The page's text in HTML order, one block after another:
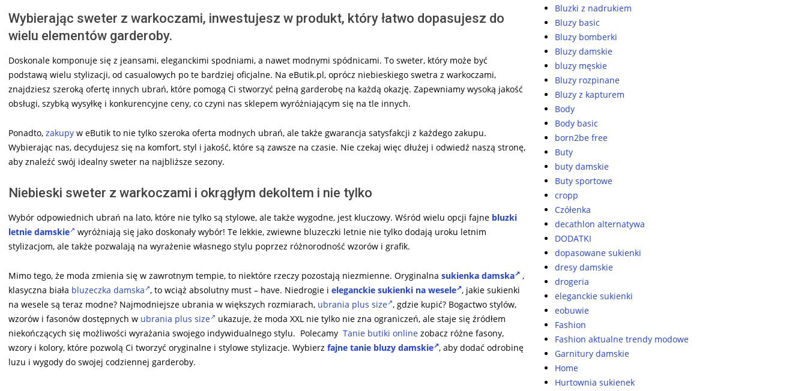
Wybierając sweter z warkoczami, inwestujesz w produkt, który łatwo dopasujesz do
wielu elementów garderoby.
Doskonale komponuje się z jeansami, eleganckimi spodniami, a nawet modnymi spódnicami. To sweter, który może być
podstawą wielu stylizacji, od casualowych po te bardziej oficjalne. Na eButik.pl, oprócz niebieskiego swetra z warkoczami,
znajdziesz szeroką ofertę innych ubrań, które pomogą Ci stworzyć pełną garderobę na każdą okazję. Zapewniamy wysoką jakość
obsługi, szybką wysyłkę i konkurencyjne ceny, co czyni nas sklepem wyróżniającym się na tle innych.
Ponadto, zakupy w eButik to nie tylko szeroka oferta modnych ubrań, ale także gwarancja satysfakcji z każdego zakupu.
Wybierając nas, decydujesz się na komfort, styl i jakość, które są zawsze na czasie. Nie czekaj więc dłużej i odwiedź naszą stronę,
aby znaleźć swój idealny sweter na najbliższe sezony.
Niebieski sweter z warkoczami i okrągłym dekoltem i nie tylko
Wybór odpowiednich ubrań na lato, które nie tylko są stylowe, ale także wygodne, jest kluczowy. Wśród wielu opcji fajne bluzki
letnie damskie
wyróżniają się jako doskonały wybór! Te lekkie, zwiewne bluzeczki letnie nie tylko dodają uroku letnim
stylizacjom, ale także pozwalają na wyrażenie własnego stylu poprzez różnorodność wzorów i grafik.
Mimo tego, że moda zmienia się w zawrotnym tempie, to niektóre rzeczy pozostają niezmienne. Oryginalna sukienka damska
,
klasyczna biała bluzeczka damska , to wciąż absolutny must – have. Niedrogie i eleganckie sukienki na wesele , jakie sukienki
na wesele są teraz modne? Najmodniejsze ubrania w większych rozmiarach, ubrania plus size , gdzie kupić? Bogactwo stylów,
wzorów i fasonów dostępnych w ubrania plus size
ukazuje, że moda XXL nie tylko nie zna ograniczeń, ale staje się źródłem
niekończących się możliwości wyrażania swojego indywidualnego stylu. Polecamy Tanie butiki online zobacz różne fasony,
wzory i kolory, które pozwolą Ci tworzyć oryginalne i stylowe stylizacje. Wybierz fajne tanie bluzy damskie , aby dodać odrobinę
luzu i wygody do swojej codziennej garderoby.
Bluzki z nadrukiem
Bluzy basic
Bluzy bomberki
Bluzy damskie
bluzy męskie
Bluzy rozpinane
Bluzy z kapturem
Body
Body basic
born2be free
Buty
buty damskie
Buty sportowe
cropp
Czółenka
decathlon alternatywa
DODATKI
dopasowane sukienki
dresy damskie
drogeria
eleganckie sukienki
eobuwie
Fashion
Fashion aktualne trendy modowe
Garnitury damskie
Home
Hurtownia sukienek